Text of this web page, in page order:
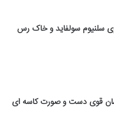
سلنیوم سولفاید و خاک رس
قوی دست و صورت کاسه ای